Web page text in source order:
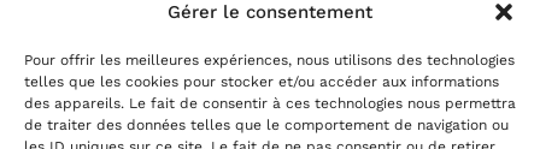
Gérer le consentement
Pour offrir les meilleures expériences, nous utilisons des technologies
telles que les cookies pour stocker et/ou accéder aux informations
des appareils. Le fait de consentir à ces technologies nous permettra
de traiter des données telles que le comportement de navigation ou
mardi 26 janvier 2027 | 19:00
Réservez
par téléphone au02.35.29.22.81